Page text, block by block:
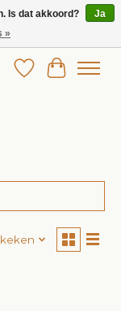
Verlanglijst
Is dat akkoord?
Ja
»